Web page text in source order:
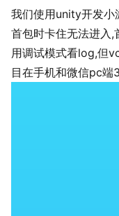
我们使用unity开发小
首包时卡住无法进入,
用调试模式看log,但
目在手机和微信pc端